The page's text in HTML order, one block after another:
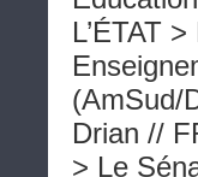
L’ÉTAT
(AmSud/
Drian //
> Le